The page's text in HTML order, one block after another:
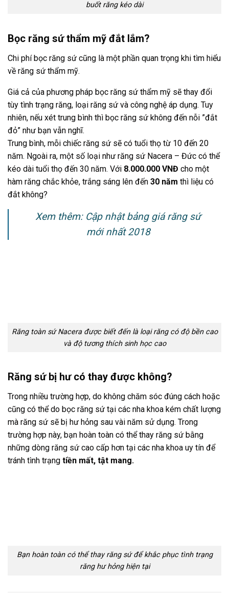
buốt răng kéo dài
Bọc răng sứ thẩm mỹ đắt lắm?
Chi phí bọc răng sứ cũng là một phần quan trọng khi tìm hiểu
về răng sứ thẩm mỹ.
Giá cả của phương pháp bọc răng sứ thẩm mỹ sẽ thay đổi
tùy tình trạng răng, loại răng sứ và công nghệ áp dụng. Tuy
nhiên, nếu xét trung bình thì bọc răng sứ không đến nỗi ”đắt
đỏ” như bạn vẫn nghĩ.
Trung bình, mỗi chiếc răng sứ sẽ có tuổi thọ từ 10 đến 20
năm. Ngoài ra, một số loại như răng sứ Nacera – Đức có thể
kéo dài tuổi thọ đến 30 năm. Với 8.000.000 VNĐ cho một
hàm răng chắc khỏe, trắng sáng lên đến 30 năm thì liệu có
đắt không?
Xem thêm: Cập nhật bảng giá răng sứ
mới nhất 2018
Răng toàn sứ Nacera được biết đến là loại răng có độ bền cao
và độ tương thích sinh học cao
Răng sứ bị hư có thay được không?
Trong nhiều trường hợp, do không chăm sóc đúng cách hoặc
cũng có thể do bọc răng sứ tại các nha khoa kém chất lượng
mà răng sứ sẽ bị hư hỏng sau vài năm sử dụng. Trong
trường hợp này, bạn hoàn toàn có thể thay răng sứ bằng
những dòng răng sứ cao cấp hơn tại các nha khoa uy tín để
tránh tình trạng tiền mất, tật mang.
Bạn hoàn toàn có thể thay răng sứ để khắc phục tình trạng
răng hư hỏng hiện tại